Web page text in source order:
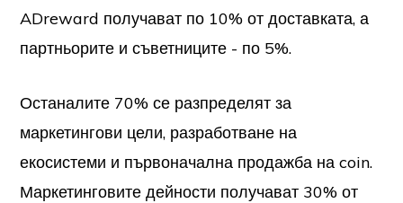
ADreward получават по 10% от доставката, а
партньорите и съветниците - по 5%.
Останалите 70% се разпределят за
маркетингови цели, разработване на
екосистеми и първоначална продажба на coin.
Маркетинговите дейности получават 30% от